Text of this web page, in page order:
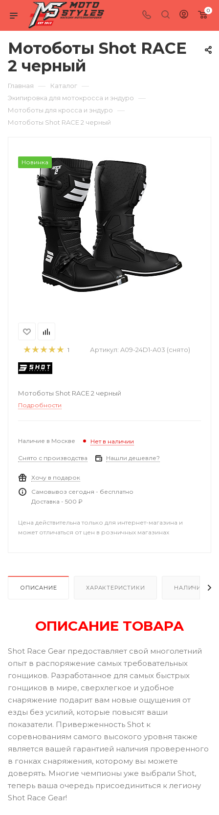
0
Мотоботы Shot RACE
2 черный
Главная — Каталог —
Экипировка для мотокросса и эндуро —
Мотоботы для кросса и эндуро —
Мотоботы Shot RACE 2 черный
Новинка
1 Артикул: A09-24D1-A03 (снято)
Мотоботы Shot RACE 2 черный
Подробности
Наличие в Москве Нет в наличии
Снято с производства Нашли дешевле?
Хочу в подарок
Самовывоз сегодня - бесплатно
Доставка - 500 ₽
Цена действительна только для интернет-магазина и
может отличаться от цен в розничных магазинах
ОПИСАНИЕ ХАРАКТЕРИСТИКИ НАЛИЧИЕ
ОПИСАНИЕ ТОВАРА
Shot Race Gear предоставляет свой многолетний
опыт в распоряжение самых требовательных
гонщиков. Разработанное для самых быстрых
гонщиков в мире, сверхлегкое и удобное
снаряжение подарит вам новые ощущения от
езды без усилий, которые повысят ваши
показатели. Приверженность Shot к
соревнованиям самого высокого уровня также
является вашей гарантией наличия проверенного
в гонках снаряжения, которому вы можете
доверять. Многие чемпионы уже выбрали Shot,
теперь ваша очередь присоединиться к легиону
Shot Race Gear!